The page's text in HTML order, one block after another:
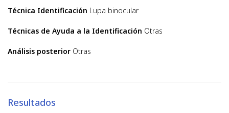
Técnica Identificación Lupa binocular
Técnicas de Ayuda a la Identificación Otras
Análisis posterior Otras
Resultados